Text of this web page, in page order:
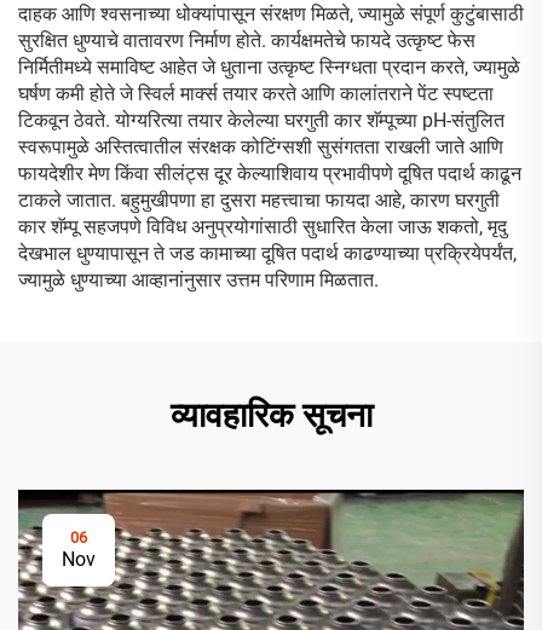
दाहक आणि श्वसनाच्या धोक्यांपासून संरक्षण मिळते, ज्यामुळे संपूर्ण कुटुंबासाठी
सुरक्षित धुण्याचे वातावरण निर्माण होते. कार्यक्षमतेचे फायदे उत्कृष्ट फेस
निर्मितीमध्ये समाविष्ट आहेत जे धुताना उत्कृष्ट स्निग्धता प्रदान करते, ज्यामुळे
घर्षण कमी होते जे स्विर्ल मार्क्स तयार करते आणि कालांतराने पेंट स्पष्टता
टिकवून ठेवते. योग्यरित्या तयार केलेल्या घरगुती कार शॅम्पूच्या pH-संतुलित
स्वरूपामुळे अस्तित्वातील संरक्षक कोटिंग्सशी सुसंगतता राखली जाते आणि
फायदेशीर मेण किंवा सीलंट्स दूर केल्याशिवाय प्रभावीपणे दूषित पदार्थ काढून
टाकले जातात. बहुमुखीपणा हा दुसरा महत्त्वाचा फायदा आहे, कारण घरगुती
कार शॅम्पू सहजपणे विविध अनुप्रयोगांसाठी सुधारित केला जाऊ शकतो, मृदु
देखभाल धुण्यापासून ते जड कामाच्या दूषित पदार्थ काढण्याच्या प्रक्रियेपर्यंत,
ज्यामुळे धुण्याच्या आव्हानांनुसार उत्तम परिणाम मिळतात.
व्यावहारिक सूचना
06
Nov